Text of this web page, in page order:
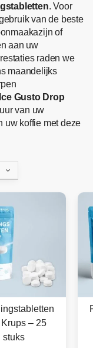
. Voor
van de beste
of
aan uw
raden we
maandelijks
Gusto Drop
van uw
uw koffie met deze
– 25
stuks